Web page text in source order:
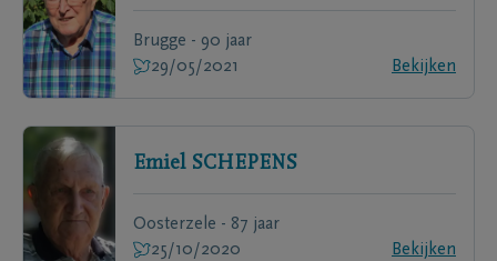
Brugge - 90 jaar
29/05/2021
Bekijken
Emiel SCHEPENS
Oosterzele - 87 jaar
25/10/2020
Bekijken